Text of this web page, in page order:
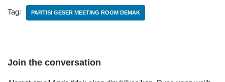
Tag: PARTISI GESER MEETING ROOM DEMAK
Join the conversation